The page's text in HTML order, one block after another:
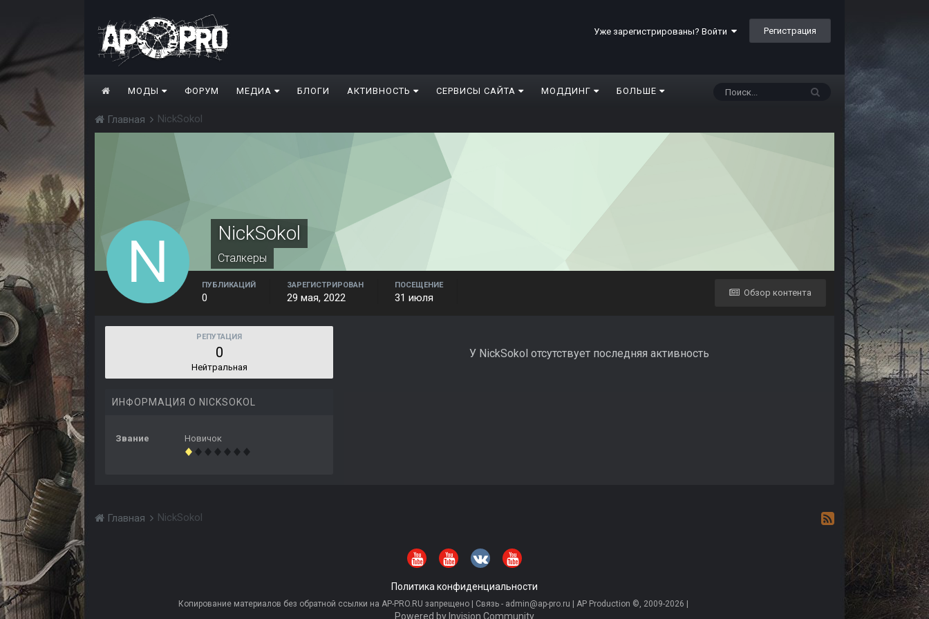
Уже зарегистрированы? Войти Регистрация
МОДЫ ФОРУМ МЕДИА БЛОГИ АКТИВНОСТЬ СЕРВИСЫ САЙТА МОДДИНГ БОЛЬШЕ
Главная NickSokol
NickSokol
Сталкеры
Обзор контента
ПУБЛИКАЦИЙ
0
ЗАРЕГИСТРИРОВАН
29 мая, 2022
ПОСЕЩЕНИЕ
31 июля
РЕПУТАЦИЯ
0
Нейтральная
ИНФОРМАЦИЯ О NICKSOKOL
Звание Новичок
У NickSokol отсутствует последняя активность
Главная NickSokol
Политика конфиденциальности
Копирование материалов без обратной ссылки на AP-PRO.RU запрещено | Связь - admin@ap-pro.ru | AP Production ©, 2009-2026 |
Powered by Invision Community